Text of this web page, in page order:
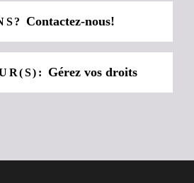
Contactez-nous!
Gérez vos droits